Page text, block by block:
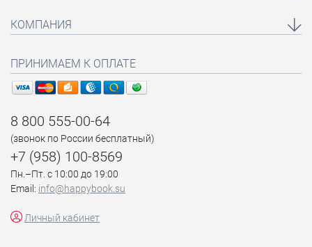
КОМПАНИЯ
ПРИНИМАЕМ К ОПЛАТЕ
8 800 555-00-64
(звонок по России бесплатный)
+7 (958) 100-8569
Пн.–Пт. с 10:00 до 19:00
Email: info@happybook.su
Личный кабинет